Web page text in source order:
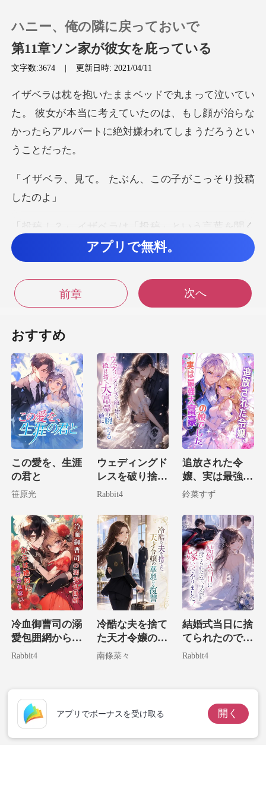
チャージ
閲覧履歴
ログアウトします
検索
ハニー、俺の隣に戻っておいで
第11章ソン家が彼女を庇っている
文字数:3674 |更新日時: 2021/04/11
彼女が本当に考えていたのは、もし顔が治らな
かったら
たぶん、この子が
、飛び起きて携帯電話をつかんだ。 ビデオ
の中では女の子が
ひどいショックを
…」 ニー
ラが何をしたのか見破
み「お
アプリで無料。
前章 次へ
おすすめ
この愛を、生涯
の君と
笹原光
ウェディングド
レスを破り捨
て、私は大富豪
Rabbit4
追放された令
嬢、実は最強大
富豪の娘でした
鈴菜すず
冷血御曹司の溺
愛包囲網からは
絶対に逃げられ
Rabbit4
冷酷な夫を捨て
た天才令嬢の華
麗なる復讐
南條菜々
結婚式当日に捨
てられたので、
そいつの宿敵に
Rabbit4
アプリでボーナスを受け取る 開く